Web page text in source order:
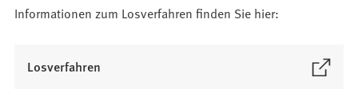
Informationen zum Losverfahren finden Sie hier:
Losverfahren